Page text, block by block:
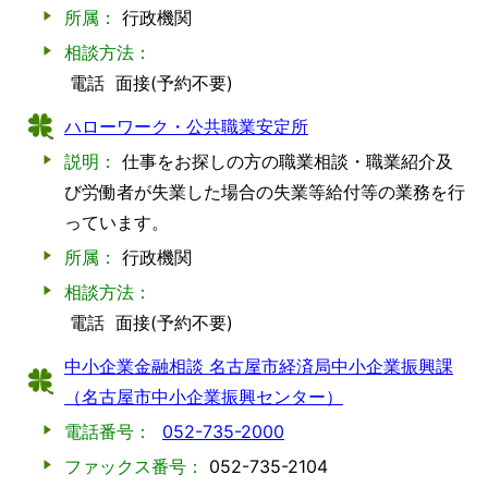
所属： 行政機関
相談方法：
電話 面接(予約不要)
ハローワーク・公共職業安定所
説明： 仕事をお探しの方の職業相談・職業紹介及
び労働者が失業した場合の失業等給付等の業務を行
っています。
所属： 行政機関
相談方法：
電話 面接(予約不要)
中小企業金融相談 名古屋市経済局中小企業振興課
（名古屋市中小企業振興センター）
電話番号：
052-735-2000
ファックス番号：
052-735-2104